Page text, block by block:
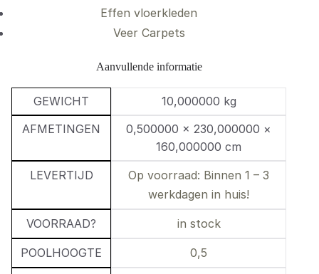
Effen vloerkleden
Veer Carpets
Aanvullende informatie
GEWICHT
10,000000 kg
AFMETINGEN
0,500000 × 230,000000 ×
160,000000 cm
LEVERTIJD
Op voorraad: Binnen 1 – 3
werkdagen in huis!
VOORRAAD? in stock
POOLHOOGTE 0,5